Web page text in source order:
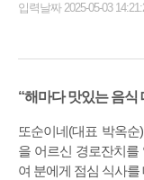
입력날짜 2025-05-03
“해마다 맛있는 음식
또순이네(대표 박옥
을 어르신 경로잔치를
여 분에게 점심 식사를